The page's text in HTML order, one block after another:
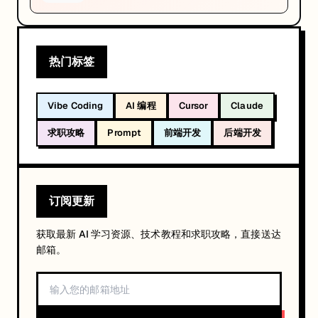
热门标签
Vibe Coding AI 编程 Cursor Claude
求职攻略 Prompt 前端开发 后端开发
订阅更新
获取最新 AI 学习资源、技术教程和求职攻略，直接送达
邮箱。